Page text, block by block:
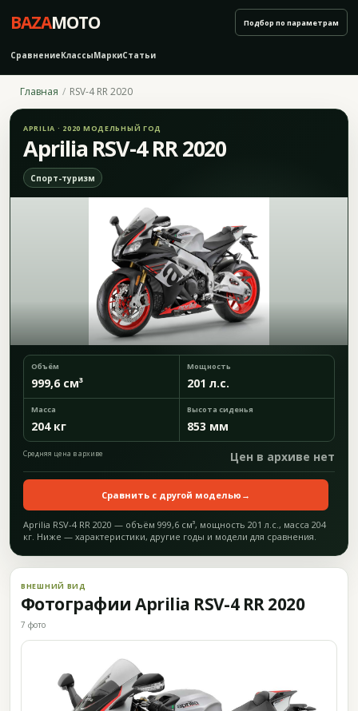
BAZAMOTO
СравнениеКлассыМаркиСтатьи
Подбор по параметрам
Главная RSV-4 RR 2020
APRILIA · 2020 МОДЕЛЬНЫЙ ГОД
Aprilia RSV-4 RR 2020
Спорт-туризм
Объём
999,6 см³
Мощность
201 л.с.
Масса
204 кг
Высота сиденья
853 мм
Средняя цена в архиве Цен в архиве нет
Сравнить с другой моделью →
Aprilia RSV-4 RR 2020 — объём 999,6 см³, мощность 201 л.с., масса 204
кг. Ниже — характеристики, другие годы и модели для сравнения.
ВНЕШНИЙ ВИД
Фотографии Aprilia RSV-4 RR 2020
7 фото